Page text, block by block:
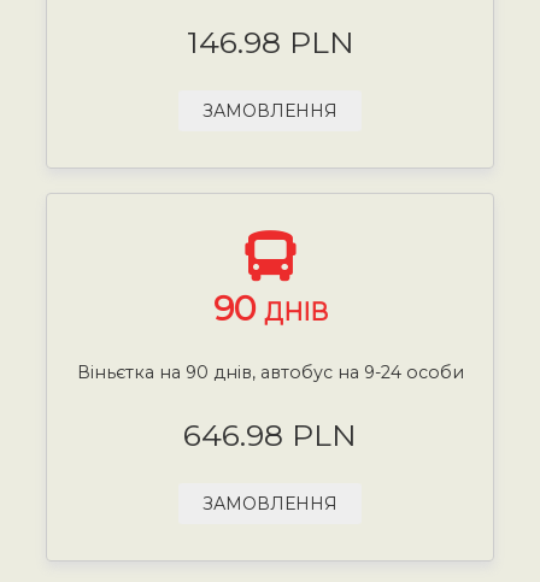
146.98 PLN
ЗАМОВЛЕННЯ
90 ДНІВ
Віньєтка на 90 днів, автобус на 9-24 особи
646.98 PLN
ЗАМОВЛЕННЯ